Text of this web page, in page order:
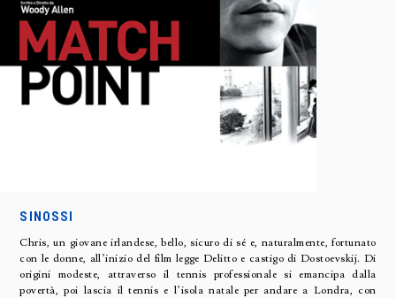
SINOSSI
Chris, un giovane irlandese, bello, sicuro di sé e, naturalmente, fortunato
con le donne, all’inizio del film legge Delitto e castigo di Dostoevskij. Di
origini modeste, attraverso il tennis professionale si emancipa dalla
povertà, poi lascia il tennis e l’isola natale per andare a Londra, con